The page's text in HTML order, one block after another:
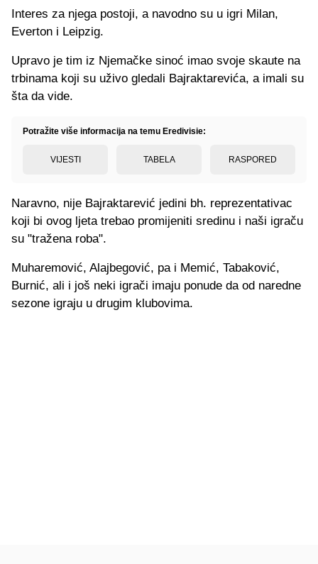
Interes za njega postoji, a navodno su u igri Milan,
Everton i Leipzig.
Upravo je tim iz Njemačke sinoć imao svoje skaute na
trbinama koji su uživo gledali Bajraktarevića, a imali su
šta da vide.
Potražite više informacija na temu Eredivisie:
VIJESTI TABELA RASPORED
Naravno, nije Bajraktarević jedini bh. reprezentativac
koji bi ovog ljeta trebao promijeniti sredinu i naši igraču
su "tražena roba".
Muharemović, Alajbegović, pa i Memić, Tabaković,
Burnić, ali i još neki igrači imaju ponude da od naredne
sezone igraju u drugim klubovima.